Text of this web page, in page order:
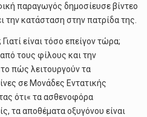
παραγωγός δημοσίευσε βίντεο
την κατάσταση στην πατρίδα της.
είναι τόσο επείγον τώρα;
τους φίλους και την
το πώς λειτουργούν τα
σε Μονάδες Εντατικής
ότι« τα ασθενοφόρα
τα αποθέματα οξυγόνου είναι